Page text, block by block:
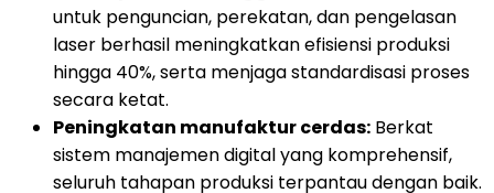
untuk penguncian, perekatan, dan pengelasan
laser berhasil meningkatkan efisiensi produksi
hingga 40%, serta menjaga standardisasi proses
secara ketat.
Peningkatan manufaktur cerdas: Berkat
sistem manajemen digital yang komprehensif,
seluruh tahapan produksi terpantau dengan baik.